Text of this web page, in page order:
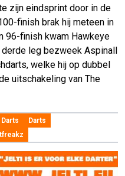
zijn eindsprint door in de
finish brak hij meteen in
96-finish kwam Hawkeye
leg bezweek Aspinall
welke hij op dubbel
uitschakeling van The
Darts
Darts